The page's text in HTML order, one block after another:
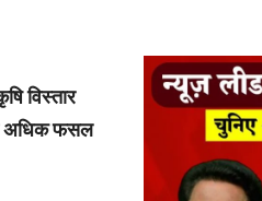
विस्तार
अधिक फसल